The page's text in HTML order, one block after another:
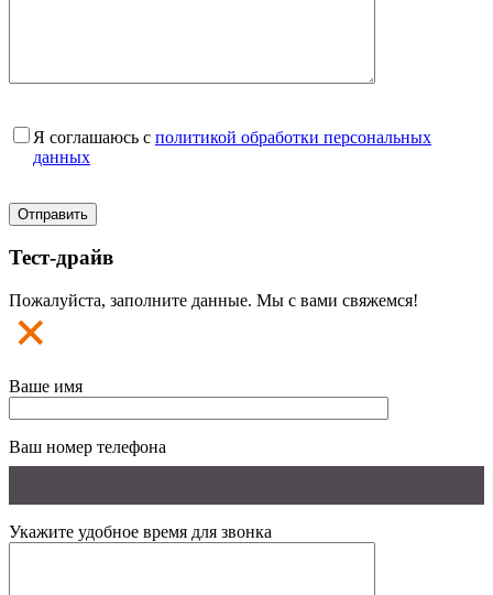
Я соглашаюсь с политикой обработки персональных
данных
Тест-драйв
Пожалуйста, заполните данные. Мы с вами свяжемся!
Ваше имя
Ваш номер телефона
Укажите удобное время для звонка